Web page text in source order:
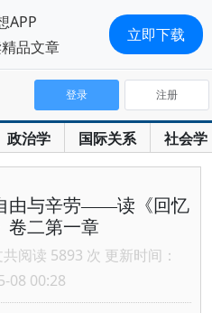
政治学 国际关系 社会学
登录 注册
由与辛劳——读《回忆
卷二第一章
阅读 5893 次 更新时间：
08 00:28
APP
品文章
立即下载